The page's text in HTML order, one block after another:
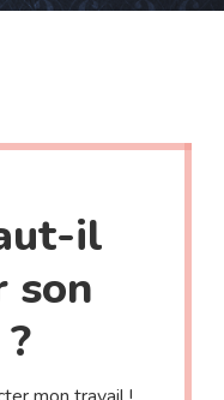
il
son